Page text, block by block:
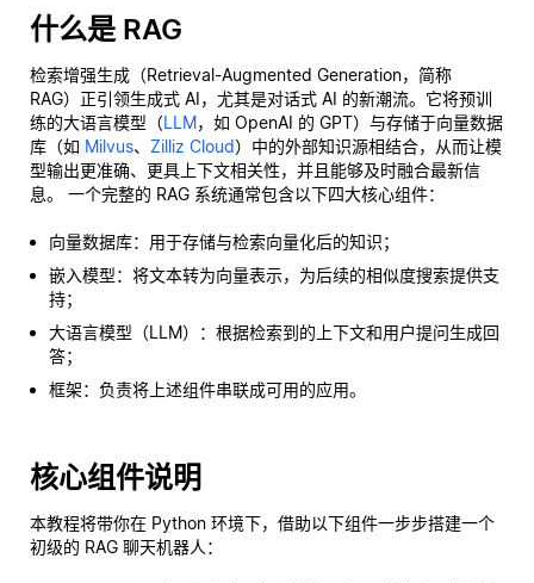
什么是 RAG
检索增强生成（Retrieval-Augmented Generation，简称
RAG）正引领生成式 AI，尤其是对话式 AI 的新潮流。它将预训
练的大语言模型（LLM，如 OpenAI 的 GPT）与存储于向量数据
库（如 Milvus、 Zilliz Cloud）中的外部知识源相结合，从而让模
型输出更准确、更具上下文相关性，并且能够及时融合最新信
息。 一个完整的 RAG 系统通常包含以下四大核心组件：
向量数据库：用于存储与检索向量化后的知识；
嵌入模型：将文本转为向量表示，为后续的相似度搜索提供支
持；
大语言模型（LLM）：根据检索到的上下文和用户提问生成回
答；
框架：负责将上述组件串联成可用的应用。
核心组件说明
本教程将带你在 Python 环境下，借助以下组件一步步搭建一个
初级的 RAG 聊天机器人：